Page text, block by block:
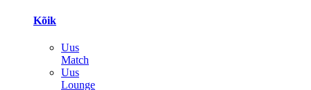
Kõik
Uus
Match
Uus
Lounge